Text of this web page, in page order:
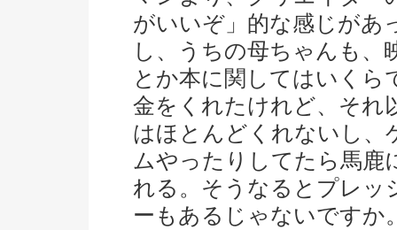
がいいぞ」的な感じがあ
し、うちの母ちゃんも、
とか本に関してはいくら
金をくれたけれど、それ
はほとんどくれないし、
ムやったりしてたら馬鹿
れる。そうなるとプレッ
ーもあるじゃないですか